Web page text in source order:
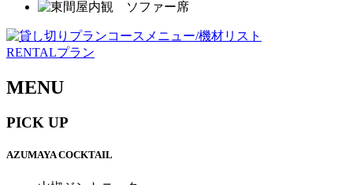
RENTALプラン
MENU
PICK UP
AZUMAYA COCKTAIL